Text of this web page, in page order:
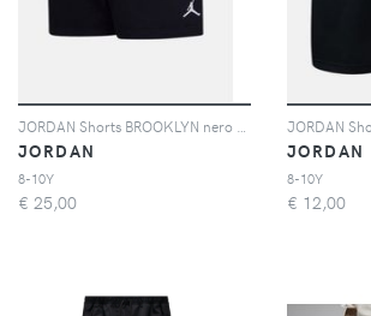
JORDAN
8-10Y
€ 25,00
JORDAN
8-10Y
€ 12,00